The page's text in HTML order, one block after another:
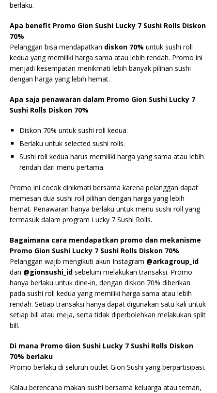
berlaku.
Apa benefit Promo Gion Sushi Lucky 7 Sushi Rolls Diskon
70%
Pelanggan bisa mendapatkan diskon 70% untuk sushi roll
kedua yang memiliki harga sama atau lebih rendah. Promo ini
menjadi kesempatan menikmati lebih banyak pilihan sushi
dengan harga yang lebih hemat.
Apa saja penawaran dalam Promo Gion Sushi Lucky 7
Sushi Rolls Diskon 70%
Diskon 70% untuk sushi roll kedua.
Berlaku untuk selected sushi rolls.
Sushi roll kedua harus memiliki harga yang sama atau lebih
rendah dari menu pertama.
Promo ini cocok dinikmati bersama karena pelanggan dapat
memesan dua sushi roll pilihan dengan harga yang lebih
hemat. Penawaran hanya berlaku untuk menu sushi roll yang
termasuk dalam program Lucky 7 Sushi Rolls.
Bagaimana cara mendapatkan promo dan mekanisme
Promo Gion Sushi Lucky 7 Sushi Rolls Diskon 70%
Pelanggan wajib mengikuti akun Instagram @arkagroup_id
dan @gionsushi_id sebelum melakukan transaksi. Promo
hanya berlaku untuk dine-in, dengan diskon 70% diberikan
pada sushi roll kedua yang memiliki harga sama atau lebih
rendah. Setiap transaksi hanya dapat digunakan satu kali untuk
setiap bill atau meja, serta tidak diperbolehkan melakukan split
bill.
Di mana Promo Gion Sushi Lucky 7 Sushi Rolls Diskon
70% berlaku
Promo berlaku di seluruh outlet Gion Sushi yang berpartisipasi.
Kalau berencana makan sushi bersama keluarga atau teman,